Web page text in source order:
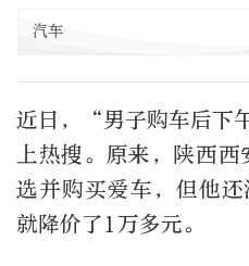
汽车
近日，“男子购车后下
上热搜。原来，陕西
选并购买爱车，但他
就降价了1万多元。